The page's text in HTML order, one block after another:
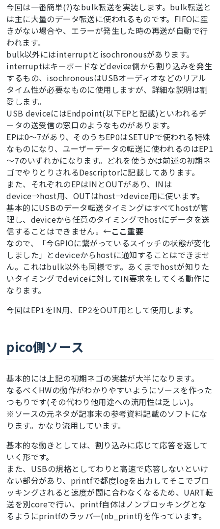
今回は一番簡単(?)なbulk転送を実装します。bulk転送と
は主に大量のデータ転送に使われるものです。FIFOに空
きがない場合や、エラーが発生した時の再送が自動で行
われます。
bulk以外にはinterruptとisochronousがあります。
interruptはキーボードなどdevice側から割り込みを発生
するもの、isochronousはUSBオーディオなどのリアル
タイム性が必要なものに使用しますが、詳細な説明は割
愛します。
USB deviceにはEndpoint(以下EPと記載)といわれるデ
ータの送受信の窓口のようなものがあります。
EPは0～7があり、そのうちEP0はSETUPで使われる特殊
なものになり、ユーザーデータの転送に使われるのはEP1
～7のいずれかになります。どれを使うかは前述の初期ネ
ゴでやりとりされるDescriptorに記載してあります。
また、それぞれのEPはINとOUTがあり、INは
device→host用、OUTはhost→device用に使います。
基本的にUSBのデータ転送タイミングはすべてhostが管
理し、deviceから任意のタイミングでhostにデータを送
信することはできません。←ここ重要
なので、「今GPIOに繋がっているスイッチの状態が変化
しました」とdeviceからhostに通知することはできませ
ん。これはbulk以外も同様です。あくまでhostが知りた
いタイミングでdeviceに対してIN要求をしてくる動作に
なります。
今回はEP1をIN用、EP2をOUT用として使用します。
pico側ソース
基本的には上記の初期ネゴの実装が大半になります。
なるべくHWの動作がわかりやすいようにソースを作った
つもりです(その代わり他用途への流用性は乏しい)。
※ソースの元ネタが記事末の参考資料記載のソフトにな
ります。かなり流用しています。
基本的な動きとしては、割り込みに応じて応答を返して
いく形です。
また、USBの規格としてわりと高速で応答しないといけ
ない部分があり、printfで都度logを出力してそこでブロ
ッキングされると速度が間に合わなくなるため、UART転
送を別coreで行い、printf自体はノンブロッキングとな
るようにprintfのラッパー(nb_printf)を作っています。